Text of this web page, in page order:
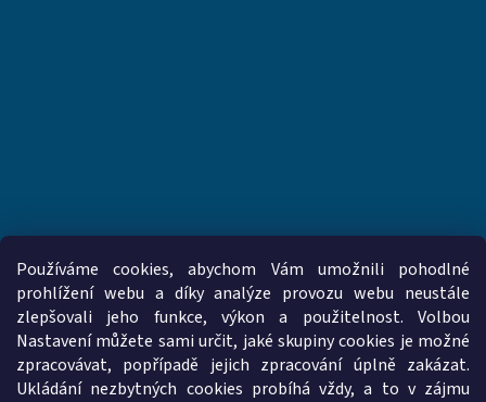
Používáme cookies, abychom Vám umožnili pohodlné
prohlížení webu a díky analýze provozu webu neustále
zlepšovali jeho funkce, výkon a použitelnost. Volbou
Nastavení můžete sami určit, jaké skupiny cookies je možné
zpracovávat, popřípadě jejich zpracování úplně zakázat.
Ukládání nezbytných cookies probíhá vždy, a to v zájmu
www.vzduchotechnika-ventilatory.cz www.palmat.cz